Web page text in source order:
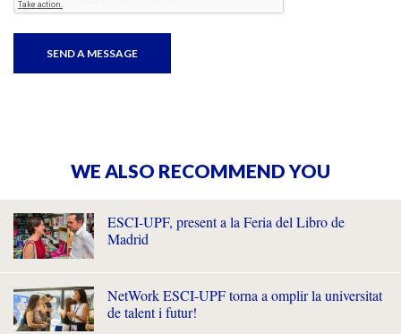
WE ALSO RECOMMEND YOU
ESCI-UPF, present a la Feria del Libro de
Madrid
NetWork ESCI-UPF torna a omplir la universitat
de talent i futur!